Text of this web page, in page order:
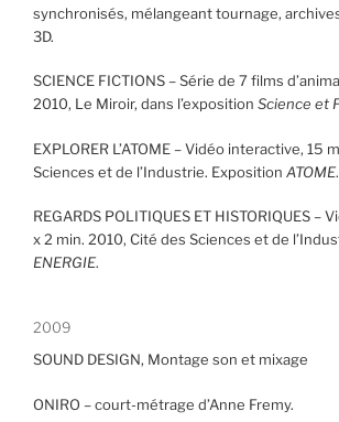
synchronisés, mélangeant tournage,
3D.
SCIENCE FICTIONS – Série de 7 films
2010, Le Miroir, dans l’exposition Science et
EXPLORER L’ATOME – Vidéo interactive, 15
Sciences et de l’Industrie. Exposition ATOME.
REGARDS POLITIQUES ET HISTORIQUES –
x 2 min. 2010, Cité des Sciences et de
ENERGIE.
2009
SOUND DESIGN, Montage son et mixage
ONIRO – court-métrage d’Anne Fremy.